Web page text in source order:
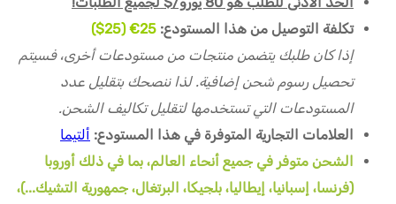
تكلفة التوصيل من هذا المستودع: 25€ (25$)
إذا كان طلبك يتضمن منتجات من مستودعات أخرى، فسيتم
تحصيل رسوم شحن إضافية. لذا ننصحك بتقليل عدد
المستودعات التي تستخدمها لتقليل تكاليف الشحن.
العلامات التجارية المتوفرة في هذا المستودع: ألتيما
الشحن متوفر في جميع أنحاء العالم، بما في ذلك أوروبا
(فرنسا، إسبانيا، إيطاليا، بلجيكا، البرتغال، جمهورية التشيك...)،